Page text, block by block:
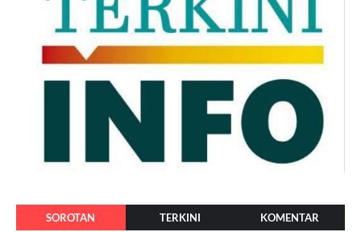
SOROTAN TERKINI KOMENTAR